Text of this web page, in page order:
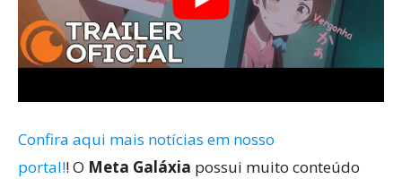
Confira aqui mais notícias em nosso
portal!! O Meta Galáxia possui muito conteúdo